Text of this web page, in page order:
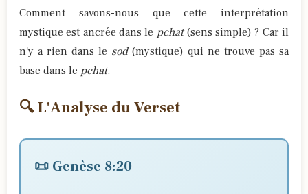
Comment savons-nous que cette interprétation
mystique est ancrée dans le pchat(sens simple) ? Car il
n'y a rien dans le sod(mystique) qui ne trouve pas sa
base dans le pchat.
🔍 L'Analyse du Verset
📜 Genèse 8:20